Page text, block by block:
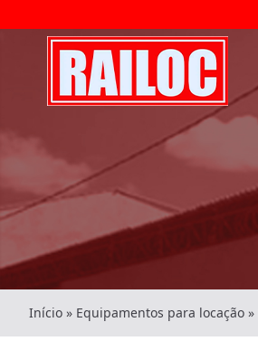
Início » Equipamentos para locação »